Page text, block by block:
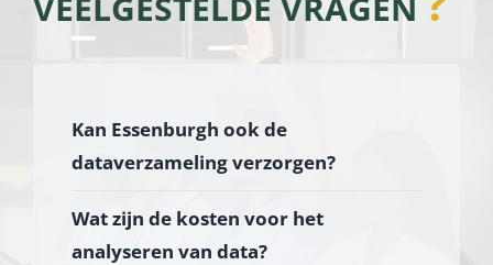
Kan Essenburgh ook de
dataverzameling verzorgen?
Wat zijn de kosten voor het
analyseren van data?